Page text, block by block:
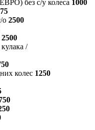
без с/у колеса 1000
о 2500
2500
/
колес 1250